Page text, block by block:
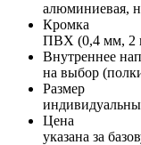
алюминиевая,
Кромка
ПВХ (0,4 мм, 2
Внутреннее
на выбор
Размер
Цена
указана за